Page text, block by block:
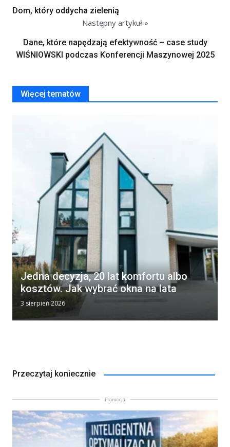
Dom, który oddycha zielenią
Następny artykuł »
Dane, które napędzają efektywność – case study
WIŚNIOWSKI podczas Konferencji Maszynowej 2025
Więcej tematów
Jedna decyzja, 20 lat komfortu albo
kosztów. Jak wybrać okna na lata
3 sierpień 2026
Przeczytaj koniecznie
Promocja